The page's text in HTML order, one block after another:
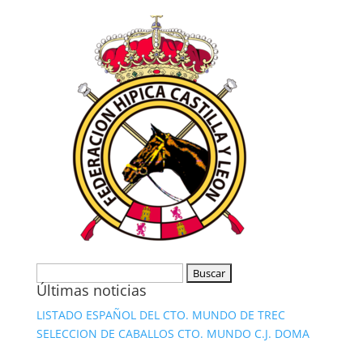
Últimas noticias
LISTADO ESPAÑOL DEL CTO. MUNDO DE TREC
SELECCION DE CABALLOS CTO. MUNDO C.J. DOMA